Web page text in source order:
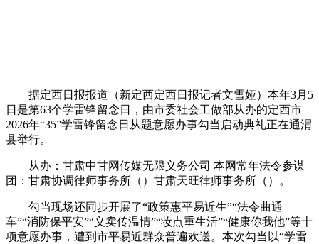
据定西日报报道（新定西定西日报记者文雪娅）本年3月5
日是第63个学雷锋留念日，由市委社会工做部从办的定西市
2026年“35”学雷锋留念日从题意愿办事勾当启动典礼正在通渭
县举行。
从办：甘肃中甘网传媒无限义务公司 本网常年法令参谋
团：甘肃协调律师事务所（）甘肃天旺律师事务所（）。
勾当现场还同步开展了“政策惠平易近生”“法令曲通
车”“消防保平安”“义卖传温情”“妆点重生活”“健康你我他”等十
项意愿办事，遭到市平易近群众普遍欢送。本次勾当以“学雷